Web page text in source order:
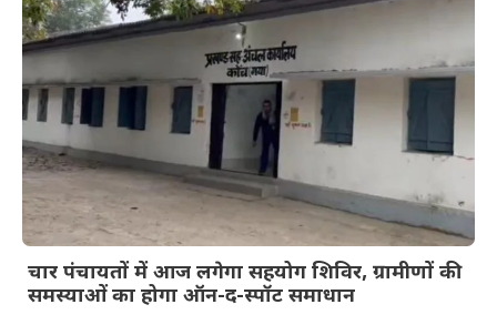
चार पंचायतों में आज लगेगा सहयोग शिविर, ग्रामीणों की
समस्याओं का होगा ऑन-द-स्पॉट समाधान